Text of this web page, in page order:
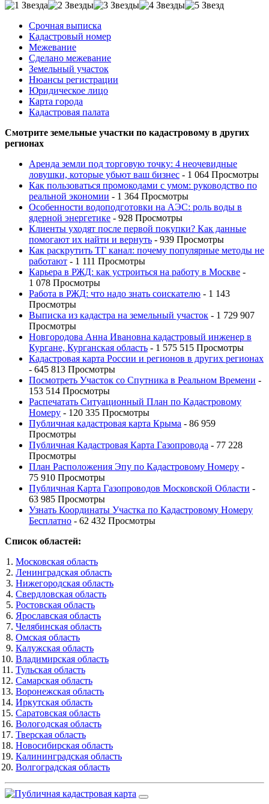
Срочная выписка
Кадастровый номер
Межевание
Сделано межевание
Земельный участок
Нюансы регистрации
Юридическое лицо
Карта города
Кадастровая палата
Смотрите земельные участки по кадастровому в других
регионах
Аренда земли под торговую точку: 4 неочевидные
ловушки, которые убьют ваш бизнес - 1 064 Просмотры
Как пользоваться промокодами с умом: руководство по
реальной экономии - 1 364 Просмотры
Особенности водоподготовки на АЭС: роль воды в
ядерной энергетике - 928 Просмотры
Клиенты уходят после первой покупки? Как данные
помогают их найти и вернуть - 939 Просмотры
Как раскрутить ТГ канал: почему популярные методы не
работают - 1 111 Просмотры
Карьера в РЖД: как устроиться на работу в Москве -
1 078 Просмотры
Работа в РЖД: что надо знать соискателю - 1 143
Просмотры
Выписка из кадастра на земельный участок - 1 729 907
Просмотры
Новгородова Анна Ивановна кадастровый инженер в
Кургане, Курганская область - 1 575 515 Просмотры
Кадастровая карта России и регионов в других регионах
- 645 813 Просмотры
Посмотреть Участок со Спутника в Реальном Времени -
153 514 Просмотры
Распечатать Ситуационный План по Кадастровому
Номеру - 120 335 Просмотры
Публичная кадастровая карта Крыма - 86 959
Просмотры
Публичная Кадастровая Карта Газопровода - 77 228
Просмотры
План Расположения Эпу по Кадастровому Номеру -
75 910 Просмотры
Публичная Карта Газопроводов Московской Области -
63 985 Просмотры
Узнать Координаты Участка по Кадастровому Номеру
Бесплатно - 62 432 Просмотры
Список областей:
Московская область
Ленинградская область
Нижегородская область
Свердловская область
Ростовская область
Ярославская область
Челябинская область
Омская область
Калужская область
Владимирская область
Тульская область
Самарская область
Воронежская область
Иркутская область
Саратовская область
Вологодская область
Тверская область
Новосибирская область
Калининградская область
Волгоградская область